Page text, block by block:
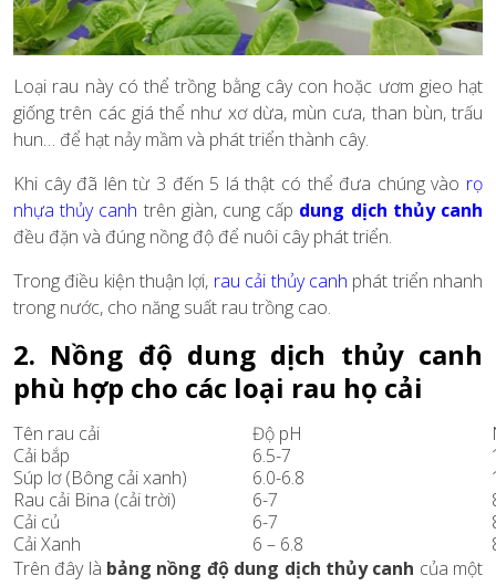
Loại rau này có thể trồng bằng cây con hoặc ươm gieo hạt
giống trên các giá thể như xơ dừa, mùn cưa, than bùn, trấu
hun… để hạt nảy mầm và phát triển thành cây.
Khi cây đã lên từ 3 đến 5 lá thật có thể đưa chúng vào rọ
nhựa thủy canh trên giàn, cung cấp dung dịch thủy canh
đều đặn và đúng nồng độ để nuôi cây phát triển.
Trong điều kiện thuận lợi, rau cải thủy canh phát triển nhanh
trong nước, cho năng suất rau trồng cao.
2. Nồng độ dung dịch thủy canh
phù hợp cho các loại rau họ cải
Tên rau cải Độ pH
Cải bắp
6.5-7
Súp lơ (Bông cải xanh)
6.0-6.8
Rau cải Bina (cải trời)
6-7
Cải củ
6-7
Cải Xanh
6 – 6.8
Trên đây là bảng nồng độ dung dịch thủy canh của một